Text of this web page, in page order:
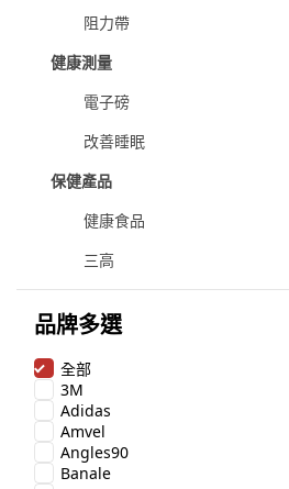
阻力帶
健康測量
電子磅
改善睡眠
保健產品
健康食品
三高
品牌多選
全部
3M
Adidas
Amvel
Angles90
Banale